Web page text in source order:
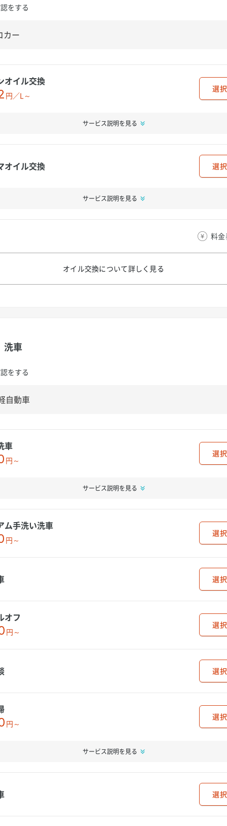
をする
オイル交換
円／L～
選択
サービス説明を見る
オイル交換 選択
サービス説明を見る
料
オイル交換について詳しく見る
洗車
をする
車
円～
選択
サービス説明を見る
ム手洗い洗車
円～
選択
選択
オフ
円～
選択
選択
円～
選択
サービス説明を見る
選択